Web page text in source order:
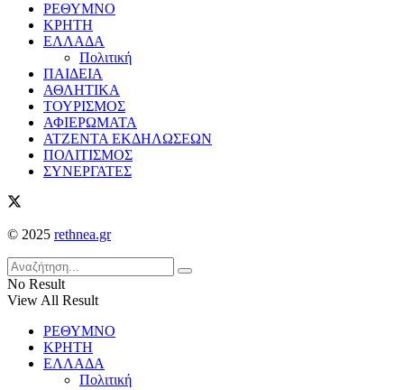
ΡΕΘΥΜΝΟ
ΚΡΗΤΗ
ΕΛΛΑΔΑ
Πολιτική
ΠΑΙΔΕΙΑ
ΑΘΛΗΤΙΚΑ
ΤΟΥΡΙΣΜΟΣ
ΑΦΙΕΡΩΜΑΤΑ
ΑΤΖΕΝΤΑ ΕΚΔΗΛΩΣΕΩΝ
ΠΟΛΙΤΙΣΜΟΣ
ΣΥΝΕΡΓΑΤΕΣ
© 2025 rethnea.gr
No Result
View All Result
ΡΕΘΥΜΝΟ
ΚΡΗΤΗ
ΕΛΛΑΔΑ
Πολιτική